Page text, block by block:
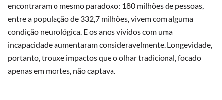
encontraram o mesmo paradoxo: 180 milhões de pessoas,
entre a população de 332,7 milhões, vivem com alguma
condição neurológica. E os anos vividos com uma
incapacidade aumentaram consideravelmente. Longevidade,
portanto, trouxe impactos que o olhar tradicional, focado
apenas em mortes, não captava.